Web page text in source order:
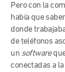
Pero con la
había que
donde
de teléfonos
un software
conectadas a